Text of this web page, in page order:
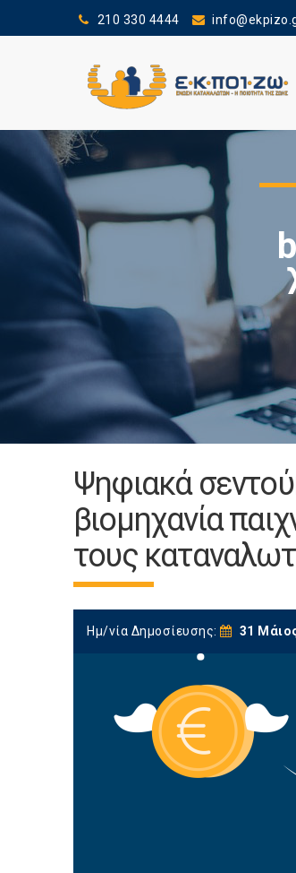
210 330 4444
Ψηφιακά
βιομηχανία
τους
Ημ/νία Δημοσίευσης: 31